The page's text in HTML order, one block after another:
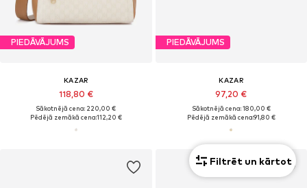
PIEDĀVĀJUMS
KAZAR
118,80 €
Sākotnējā cena: 220,00 €
Pēdējā zemākā cena:112,20 €
PIEDĀVĀJUMS
KAZAR
97,20 €
Sākotnējā cena: 180,00 €
Pēdējā zemākā cena:91,80 €
Filtrēt un kārtot